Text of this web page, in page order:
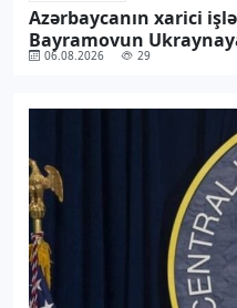
Azərbaycanın xarici
Bayramovun
06.08.2026 29